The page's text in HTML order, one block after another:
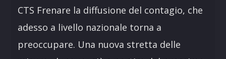
CTS Frenare la diffusione del contagio, che
adesso a livello nazionale torna a
preoccupare. Una nuova stretta delle